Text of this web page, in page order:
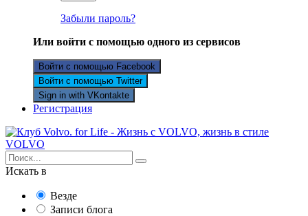
Забыли пароль?
Или войти с помощью одного из сервисов
Войти с помощью Facebook
Войти с помощью Twitter
Sign in with VKontakte
Регистрация
Искать в
Везде
Записи блога